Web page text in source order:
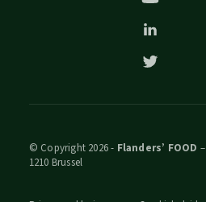
© Copyright 2026 - Flanders’ FOOD
1210 Brussel